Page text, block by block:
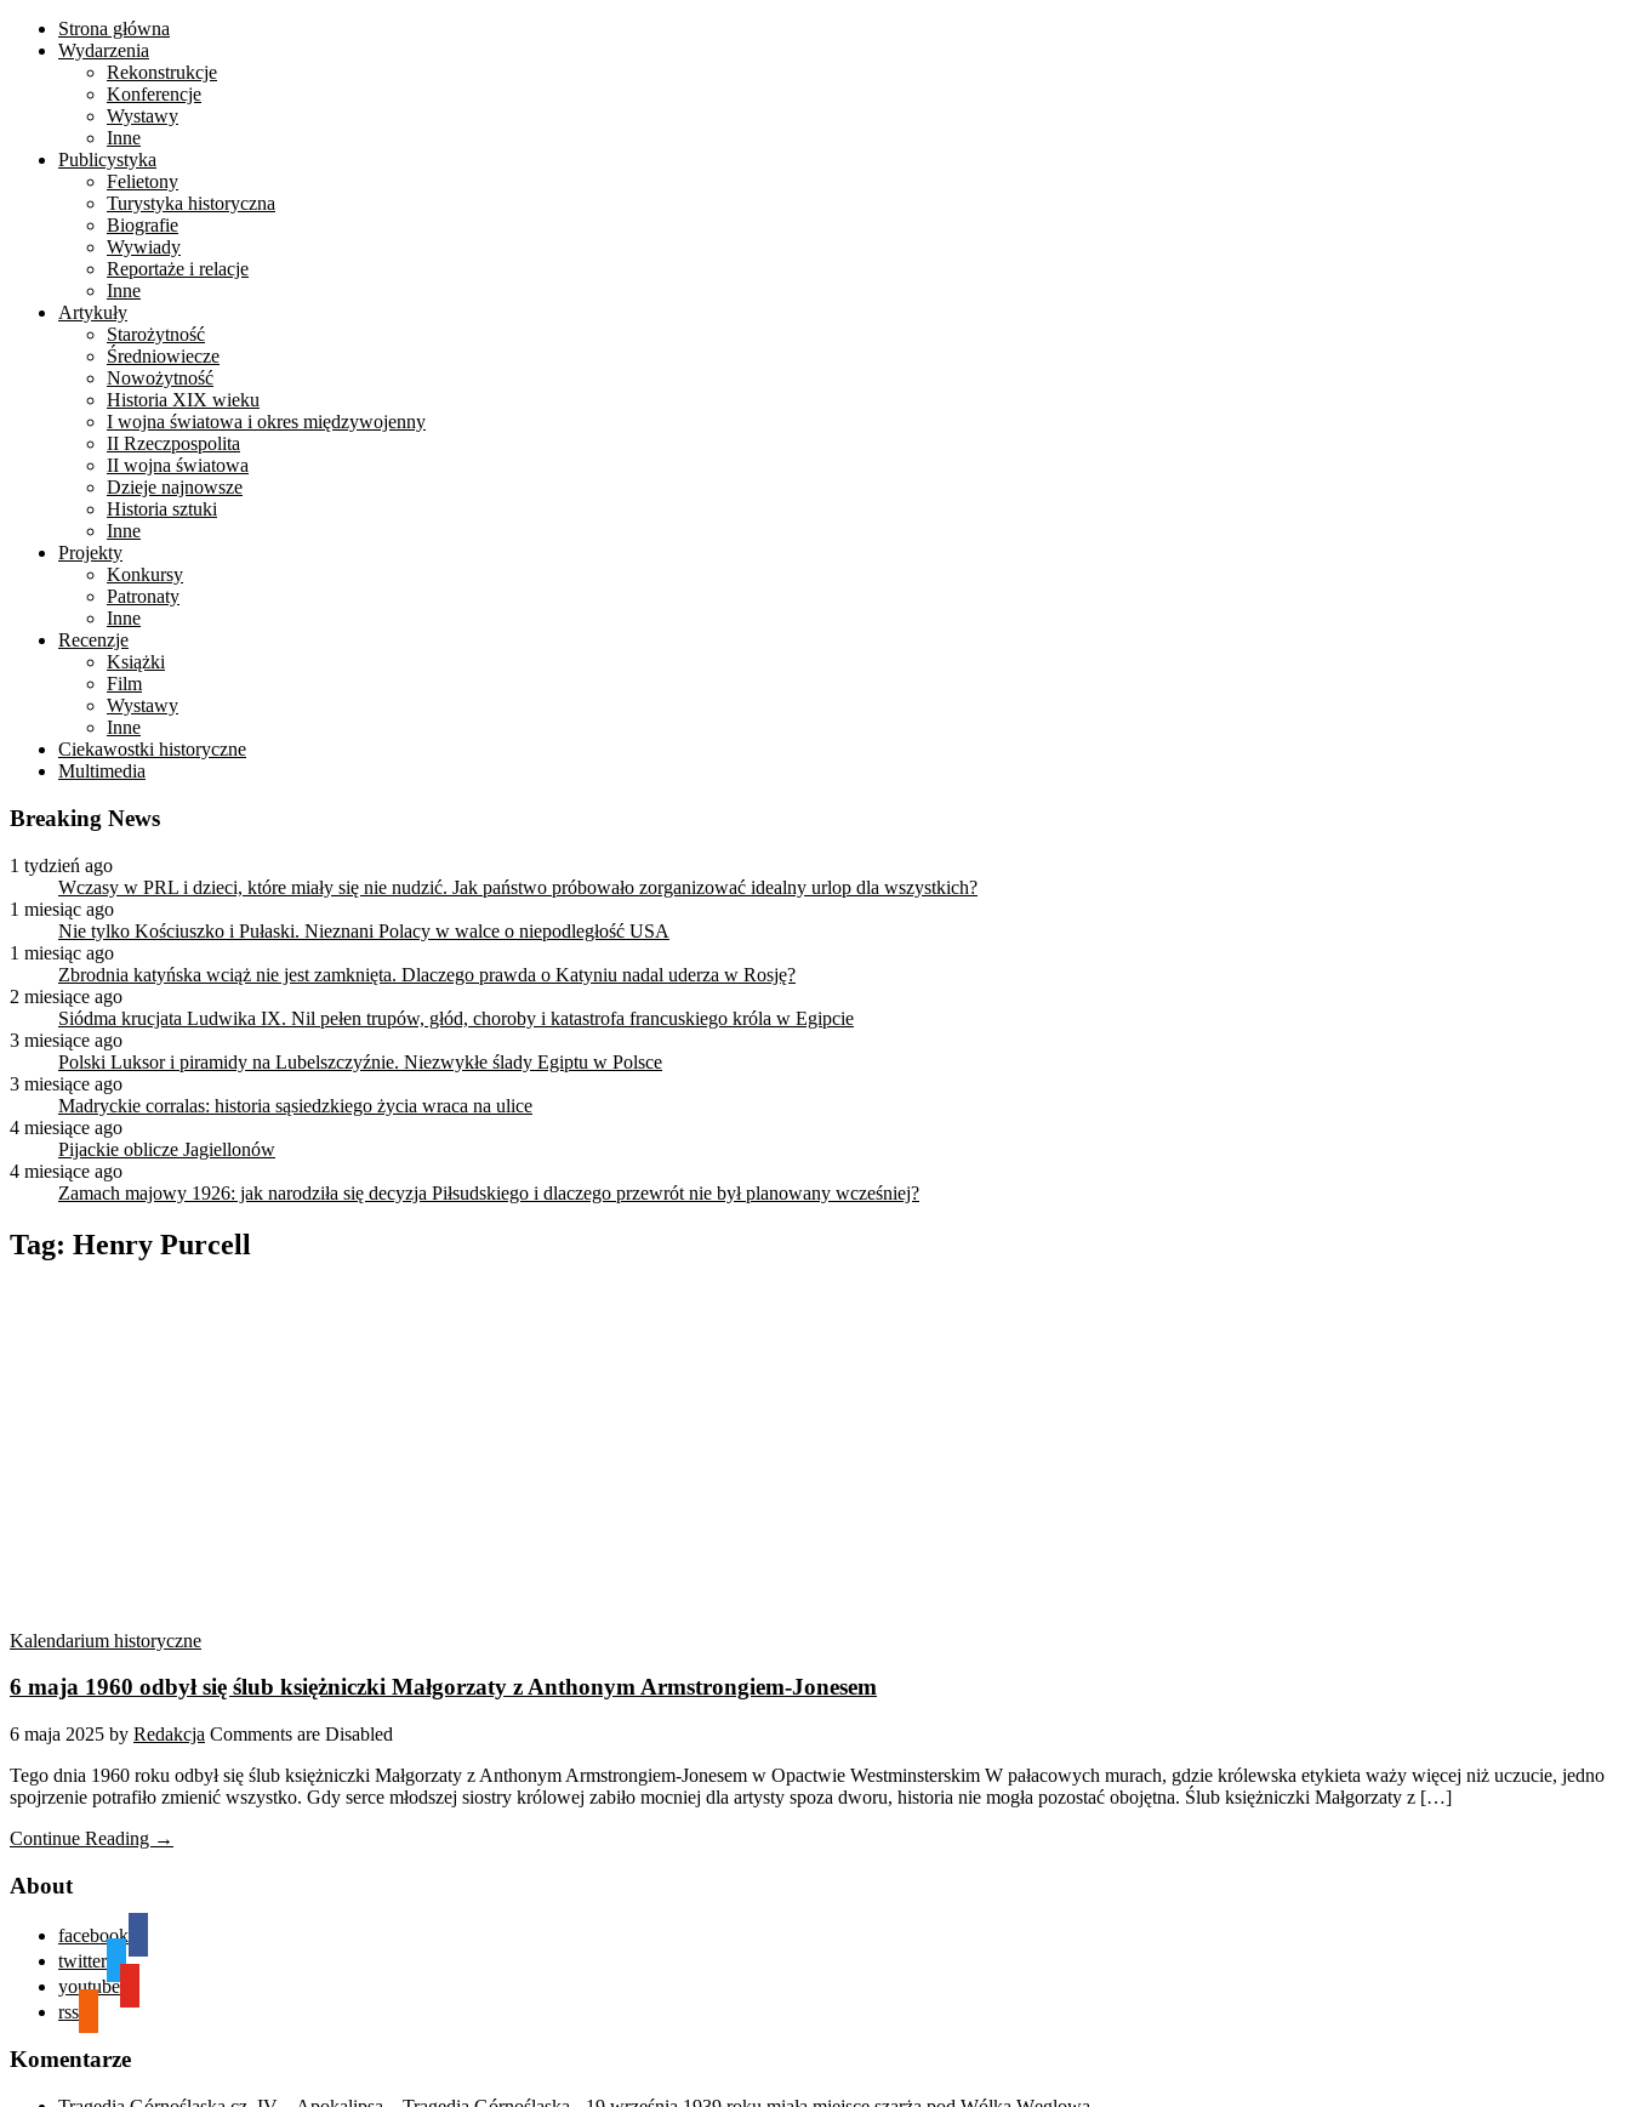
Strona główna
Wydarzenia
Rekonstrukcje
Konferencje
Wystawy
Inne
Publicystyka
Felietony
Turystyka historyczna
Biografie
Wywiady
Reportaże i relacje
Inne
Artykuły
Starożytność
Średniowiecze
Nowożytność
Historia XIX wieku
I wojna światowa i okres międzywojenny
II Rzeczpospolita
II wojna światowa
Dzieje najnowsze
Historia sztuki
Inne
Projekty
Konkursy
Patronaty
Inne
Recenzje
Książki
Film
Wystawy
Inne
Ciekawostki historyczne
Multimedia
Breaking News
1 tydzień ago
Wczasy w PRL i dzieci, które miały się nie nudzić. Jak państwo próbowało zorganizować idealny urlop dla wszystkich?
1 miesiąc ago
Nie tylko Kościuszko i Pułaski. Nieznani Polacy w walce o niepodległość USA
1 miesiąc ago
Zbrodnia katyńska wciąż nie jest zamknięta. Dlaczego prawda o Katyniu nadal uderza w Rosję?
2 miesiące ago
Siódma krucjata Ludwika IX. Nil pełen trupów, głód, choroby i katastrofa francuskiego króla w Egipcie
3 miesiące ago
Polski Luksor i piramidy na Lubelszczyźnie. Niezwykłe ślady Egiptu w Polsce
3 miesiące ago
Madryckie corralas: historia sąsiedzkiego życia wraca na ulice
4 miesiące ago
Pijackie oblicze Jagiellonów
4 miesiące ago
Zamach majowy 1926: jak narodziła się decyzja Piłsudskiego i dlaczego przewrót nie był planowany wcześniej?
Tag: Henry Purcell
Kalendarium historyczne
6 maja 1960 odbył się ślub księżniczki Małgorzaty z Anthonym Armstrongiem-Jonesem
6 maja 2025 by Redakcja Comments are Disabled
Tego dnia 1960 roku odbył się ślub księżniczki Małgorzaty z Anthonym Armstrongiem-Jonesem w Opactwie Westminsterskim W pałacowych murach, gdzie królewska etykieta waży więcej niż uczucie, jedno
spojrzenie potrafiło zmienić wszystko. Gdy serce młodszej siostry królowej zabiło mocniej dla artysty spoza dworu, historia nie mogła pozostać obojętna. Ślub księżniczki Małgorzaty z […]
Continue Reading →
About
facebook
twitter
youtube
rss
Komentarze